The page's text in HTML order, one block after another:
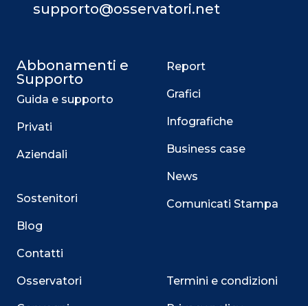
supporto@osservatori.net
Abbonamenti e
Supporto
Guida e supporto
Privati
Aziendali
Sostenitori
Blog
Contatti
Osservatori
Report
Grafici
Infografiche
Business case
News
Comunicati Stampa
Termini e condizioni